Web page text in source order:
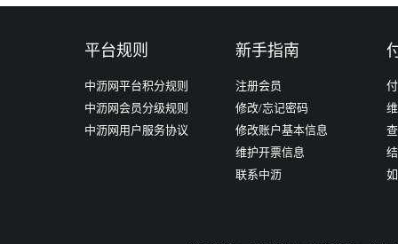
立即购买平台规则
中沥网平台积分规则
中沥网会员分级规则
中沥网用户服务协议
新手指南
注册会员
修改/忘记密码
修改账户基本信息
维护开票信息
联系中沥